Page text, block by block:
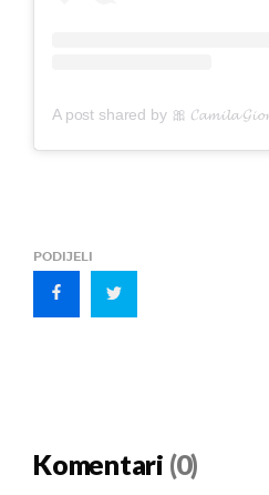
PODIJELI
Komentari (0)